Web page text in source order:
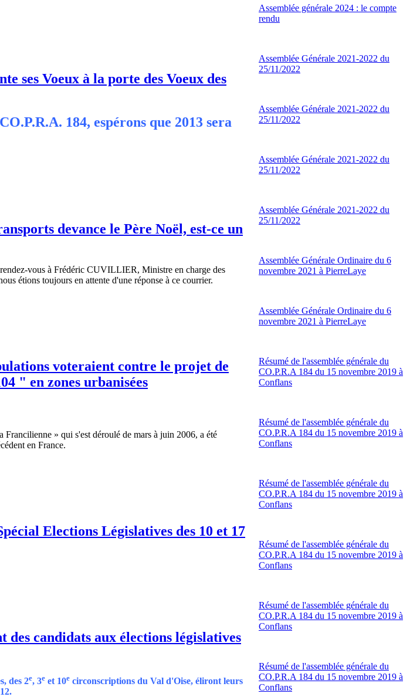
ses Voeux à la porte des Voeux des
184, espérons que 2013 sera
devance le Père Noël, est-ce un
vous à Frédéric CUVILLIER, Ministre en charge des
étions toujours en attente d'une réponse à ce courrier.
voteraient contre le projet de
" en zones urbanisées
» qui s'est déroulé de mars à juin 2006, a été
en France.
Elections Législatives des 10 et 17
des candidats aux élections législatives
des 2e, 3e et 10e circonscriptions du Val d'Oise, éliront leurs
Assemblée générale 2024 : le compte
rendu
Assemblée Générale 2021-2022 du
25/11/2022
Assemblée Générale 2021-2022 du
25/11/2022
Assemblée Générale 2021-2022 du
25/11/2022
Assemblée Générale 2021-2022 du
25/11/2022
Assemblée Générale Ordinaire du 6
novembre 2021 à PierreLaye
Assemblée Générale Ordinaire du 6
novembre 2021 à PierreLaye
Résumé de l'assemblée générale du
CO.P.R.A 184 du 15 novembre 2019 à
Conflans
Résumé de l'assemblée générale du
CO.P.R.A 184 du 15 novembre 2019 à
Conflans
Résumé de l'assemblée générale du
CO.P.R.A 184 du 15 novembre 2019 à
Conflans
Résumé de l'assemblée générale du
CO.P.R.A 184 du 15 novembre 2019 à
Conflans
Résumé de l'assemblée générale du
CO.P.R.A 184 du 15 novembre 2019 à
Conflans
Résumé de l'assemblée générale du
CO.P.R.A 184 du 15 novembre 2019 à
Conflans